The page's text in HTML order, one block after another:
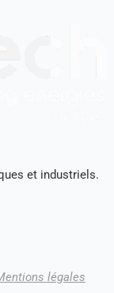
et industriels.
légales